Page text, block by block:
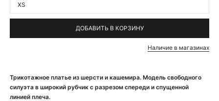
Трикотажное платье из шерсти и кашемира. Модель свободного
силуэта в широкий рубчик с разрезом спереди и спущенной
линией плеча.
XS
ДОБАВИТЬ В КОРЗИНУ
Наличие в магазинах